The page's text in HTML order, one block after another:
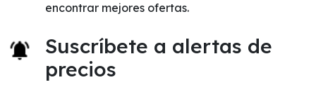
encontrar mejores ofertas.
Suscríbete a alertas de
precios